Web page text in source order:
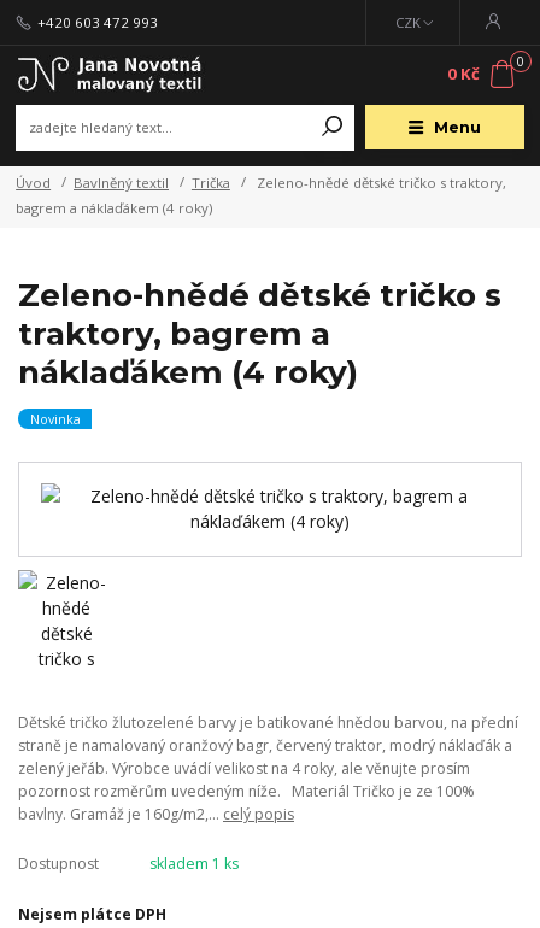
Menu
CZK
+420 603 472 993
0
0 Kč
Úvod Bavlněný textil Trička
Zeleno-hnědé dětské tričko s traktory,
bagrem a náklaďákem (4 roky)
Zeleno-hnědé dětské tričko s
traktory, bagrem a
náklaďákem (4 roky)
Novinka
Dětské tričko žlutozelené barvy je batikované hnědou barvou, na přední
straně je namalovaný oranžový bagr, červený traktor, modrý náklaďák a
zelený jeřáb. Výrobce uvádí velikost na 4 roky, ale věnujte prosím
pozornost rozměrům uvedeným níže. Materiál Tričko je ze 100%
bavlny. Gramáž je 160g/m2,... celý popis
Dostupnost skladem 1 ks
Nejsem plátce DPH